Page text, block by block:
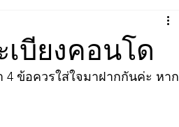
บียงคอนโด
4 ข้อควรใส่ใจมาฝากกันค่ะ หาก